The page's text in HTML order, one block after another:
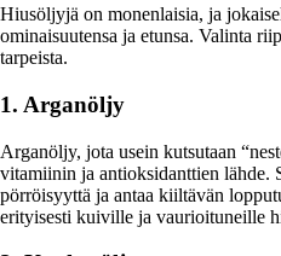
Hiusöljyjä on monenlaisia, ja
ominaisuutensa ja etunsa. Valinta
tarpeista.
1. Arganöljy
Arganöljy, jota usein kutsutaan
vitamiinin ja antioksidanttien lähde.
pörröisyyttä ja antaa kiiltävän
erityisesti kuiville ja vaurioituneille